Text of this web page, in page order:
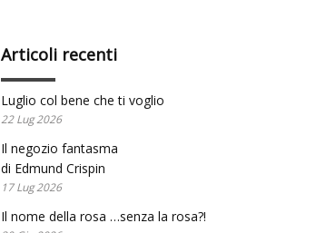
Articoli recenti
Luglio col bene che ti voglio
22 Lug 2026
Il negozio fantasma
di Edmund Crispin
17 Lug 2026
Il nome della rosa …senza la rosa?!